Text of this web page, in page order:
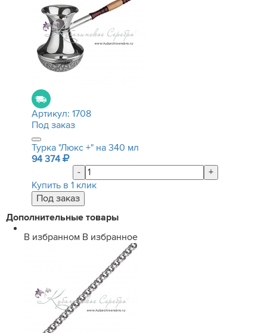
Артикул: 1708
Под заказ
Турка "Люкс +" на 340 мл
94 374
-
+
Купить в 1 клик
Дополнительные товары
В избранном В избранное